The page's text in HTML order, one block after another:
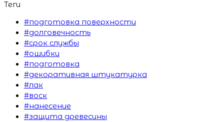
Теги
#подготовка поверхности
#долговечность
#срок службы
#ошибки
#подготовка
#декоративная штукатурка
#лак
#воск
#нанесение
#защита древесины